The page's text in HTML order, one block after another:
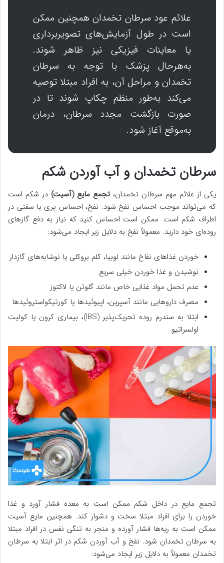
علائم عود سرطان تخمدان همچنین ممکن
است در طول آزمایش‌های تصویربرداری
یا معاینات فیزیکی نیز ظاهر شوند.
به‌هرحال پزشک با توجه به سرطان
تخمدان و مراحل آن، به افراد مبتلا توصیه
می‌کند به‌طور منظم چکاپ شوند تا در
صورت بازگشت مجدد سرطان، درمان
به‌موقع آغاز شود.
سرطان تخمدان و آب آوردن شکم
یکی از علائم مهم سرطان تخمدان، تجمع مایع (آسیت) در شکم است
که می‌تواند موجب احساس نفخ شود. نفخ، احساس پری یا سفتی در
اطراف شکم است. ممکن است احساس کنید که نیاز به دفع گازهای
روده‌ای خود دارید. معمولاً نفخ به دلایل زیر ایجاد می‌شود:
خوردن غذاهای نفاخ مانند لوبیا، کلم بروکلی یا نوشابه‌های گازدار
نوشیدن و غذا خوردن خیلی سریع
عدم تحمل مواد غذایی خاص مانند گلوتن یا لاکتوز
مصرف داروهایی مانند آسپرین، اپیوئیدها یا کورتیکواستروئیدها
ابتلا به سندرم روده تحریک‌پذیر (IBS)، بیماری کرون یا کولیت
اولسراتیو
تجمع مایع در داخل شکم ممکن است به معده فشار آورد و غذا
خوردن را برای افراد مبتلا سخت و دشوار کند. همچنین مایع آسیت
ممکن است به ریه‌ها فشار آورده و منجر به تنگی نفس در افراد مبتلا
به سرطان تخمدان شود. نفخ و آب آوردن شکم در اثر ابتلا به سرطان
تخمدان معمولاً به دلایل زیر ایجاد می‌شود: